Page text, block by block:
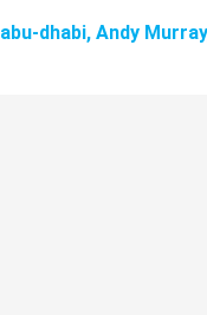
abu-dhabi, Andy